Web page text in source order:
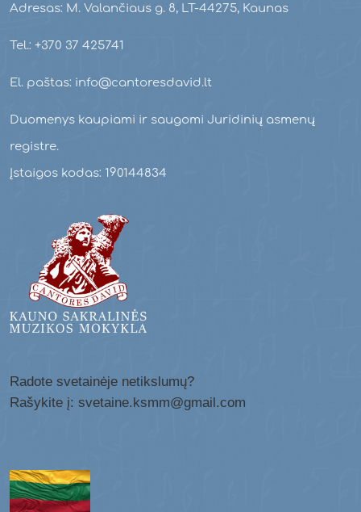
Adresas: M. Valančiaus g. 8, LT-44275, Kaunas
Tel.: +370 37 425741
El. paštas: info@cantoresdavid.lt
Duomenys kaupiami ir saugomi Juridinių asmenų
registre.
Įstaigos kodas: 190144834
Radote svetainėje netikslumų?
Rašykite į: svetaine.ksmm@gmail.com